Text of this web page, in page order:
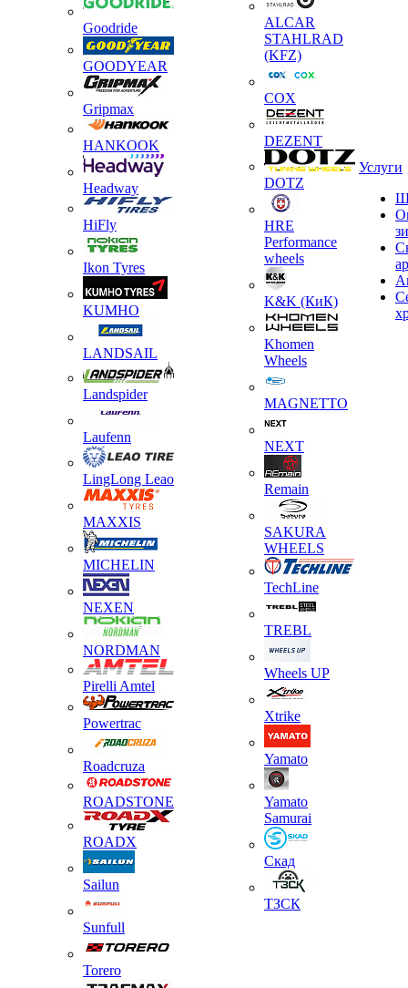
Goodride
GOODYEAR
Gripmax
HANKOOK
Headway
HiFly
Ikon Tyres
KUMHO
LANDSAIL
Landspider
Laufenn
LingLong Leao
MAXXIS
MICHELIN
NEXEN
NORDMAN
Pirelli Amtel
Powertrac
Roadcruza
ROADSTONE
ROADX
Sailun
Sunfull
Torero
ALCAR
STAHLRAD
(KFZ)
COX
DEZENT
DOTZ
HRE
Performance
wheels
K&K (КиК)
Khomen
Wheels
MAGNETTO
NEXT
Remain
SAKURA
WHEELS
TechLine
TREBL
Wheels UP
Xtrike
Yamato
Yamato
Samurai
Скад
ТЗСК
Услуги